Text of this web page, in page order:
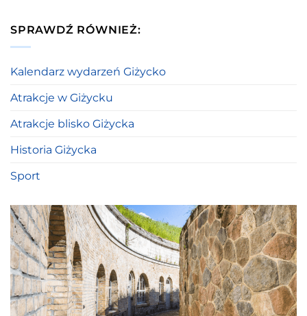
SPRAWDŹ RÓWNIEŻ:
Kalendarz wydarzeń Giżycko
Atrakcje w Giżycku
Atrakcje blisko Giżycka
Historia Giżycka
Sport